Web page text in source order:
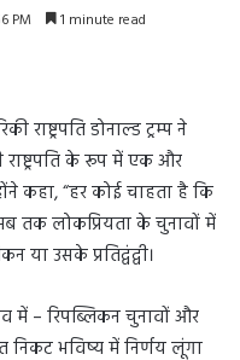
PM 1 minute read
राष्ट्रपति डोनाल्ड ट्रम्प ने
के रूप में एक और
कहा, “हर कोई चाहता है कि
तक लोकप्रियता के चुनावों में
या उसके प्रतिद्वंद्वी।
में – रिपब्लिकन चुनावों और
निकट भविष्य में निर्णय लूंगा